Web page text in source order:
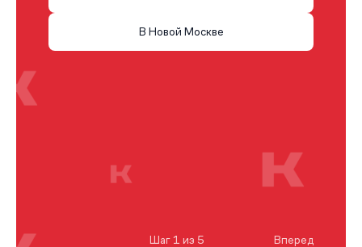
В Новой Москве
Шаг 1 из 5 Вперед